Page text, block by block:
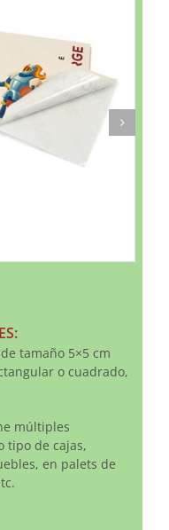
tamaño 5×5 cm
o cuadrado,
múltiples
tipo de cajas,
en palets de